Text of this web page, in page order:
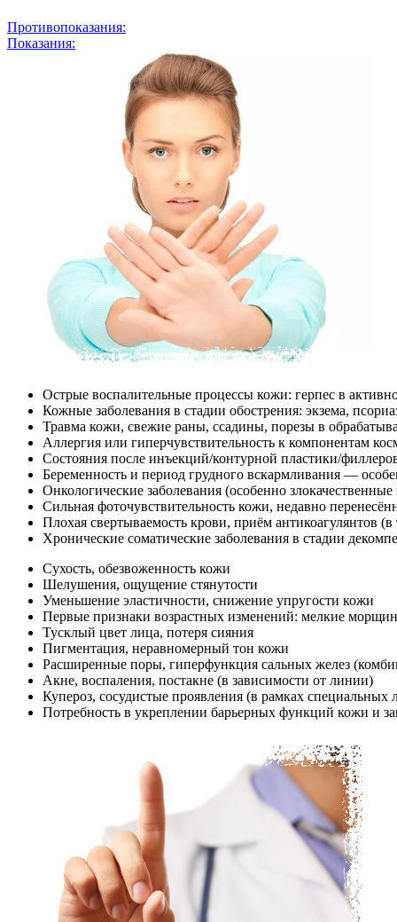
Противопоказания:
Показания:
Острые воспалительные процессы кожи: герпес в
Кожные заболевания в стадии обострения: экзема,
Травма кожи, свежие раны, ссадины, порезы в
Аллергия или гиперчувствительность к компонентам
Состояния после инъекций/контурной пластики/
Беременность и период грудного вскармливания —
Онкологические заболевания (особенно
Сильная фоточувствительность кожи, недавно
Плохая свертываемость крови, приём антикоагулянтов
Хронические соматические заболевания в стадии
Сухость, обезвоженность кожи
Шелушения, ощущение стянутости
Уменьшение эластичности, снижение упругости кожи
Первые признаки возрастных изменений: мелкие
Тусклый цвет лица, потеря сияния
Пигментация, неравномерный тон кожи
Расширенные поры, гиперфункция сальных желез
Акне, воспаления, постакне (в зависимости от линии)
Купероз, сосудистые проявления (в рамках специальных
Потребность в укреплении барьерных функций кожи и